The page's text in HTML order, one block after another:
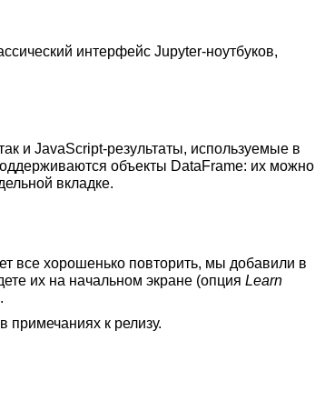
интерфейс Jupyter-ноутбуков,
и JavaScript-результаты, используемые в
объекты DataFrame: их можно
вкладке.
все хорошенько повторить, мы добавили в
их на начальном экране (опцияLearn
к релизу.